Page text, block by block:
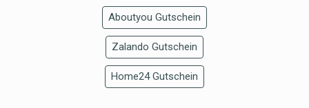
Aboutyou Gutschein
Zalando Gutschein
Home24 Gutschein